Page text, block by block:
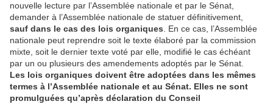
nouvelle lecture par l’Assemblée nationale et par le Sénat,
demander à l’Assemblée nationale de statuer définitivement,
sauf dans le cas des lois organiques . En ce cas, l’Assemblée
nationale peut reprendre soit le texte élaboré par la commission
mixte, soit le dernier texte voté par elle, modifié le cas échéant
par un ou plusieurs des amendements adoptés par le Sénat.
Les lois organiques doivent être adoptées dans les mêmes
termes à l’Assemblée nationale et au Sénat. Elles ne sont
promulguées qu’après déclaration du Conseil